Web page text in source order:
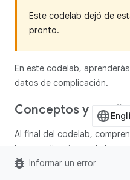
Este codelab dejó de
pronto.
En este codelab,
datos de complicación.
Conceptos y
Al final del codelab,
las complicaciones de la
bug_report Informar un error